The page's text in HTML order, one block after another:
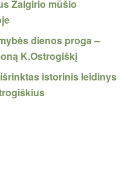
Žalgirio mūšio
dienos proga –
K.Ostrogiškį
istorinis leidinys